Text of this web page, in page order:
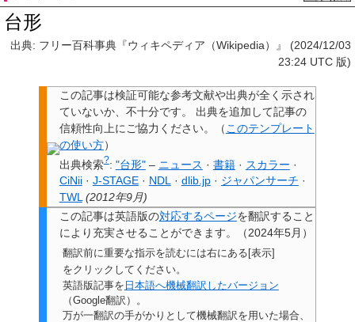
台形
出典: フリー百科事典『ウィキペディア（Wikipedia）』 (2024/12/03
23:24 UTC 版)
この記事は検証可能な参考文献や出典が全く示され
ていないか、不十分です。
出典を追加して記事の
信頼性向上にご協力ください。
（ このテンプレート
の使い方）
出典検索?: "台形"– ニュース · 書籍 · スカラー ·
CiNii · J-STAGE · NDL · dlib.jp · ジャパンサーチ ·
TWL (2012年9月)
この記事は英語版の対応するページを翻訳すること
により充実させることができます。
（2024年5月 ）
翻訳前に重要な指示を読むには右にある[表示]
をクリックしてください。
英語版記事を 日本語へ機械翻訳したバージョン
（Google翻訳）。
万が一翻訳の手がかりとして機械翻訳を用いた場合、